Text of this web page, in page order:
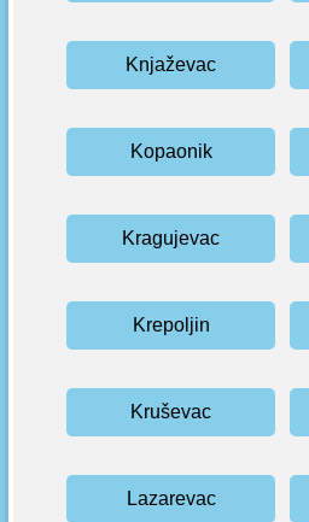
Knjaževac
Kopaonik
Kragujevac
Krepoljin
Kruševac
Lazarevac